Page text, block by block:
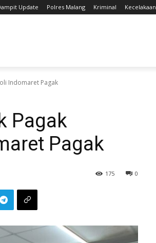
Update Polres Malang Kriminal Kecelakaan
Indomaret Pagak
Pagak
Pagak
0
175